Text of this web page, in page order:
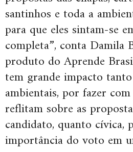
santinhos e toda a
para que eles sintam-se
completa”, conta Damila
produto do Aprende
tem grande impacto
ambientais, por fazer
reflitam sobre as
candidato, quanto cívica,
importância do voto em